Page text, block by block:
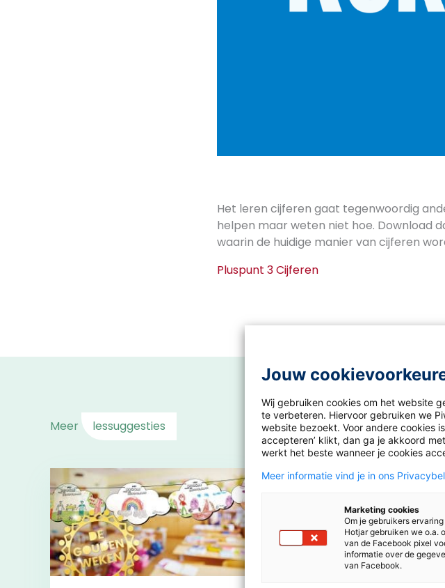
Het leren cijferen gaat tegenwoordig
helpen maar weten niet hoe. Download
waarin de huidige manier van cijferen
Pluspunt 3 Cijferen
Meer lessuggesties
Jouw
Wij gebruiken cookies om het website
te verbeteren. Hiervoor gebruiken we
website bezoekt. Voor andere cookies
accepteren’ klikt, dan ga je akkoord
werkt het beste wanneer je cookies
Meer informatie vind je in ons
Marketing cookies
Om je gebruikers
Hotjar gebruiken we o.a.
van de Facebook pixel
informatie over de
van Facebook.